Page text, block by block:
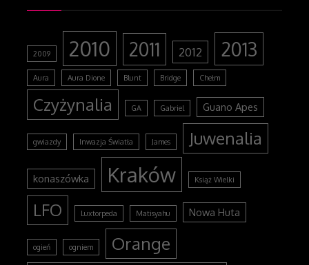
2009 2010 2011 2012 2013
Aura Aura Dione Blunt Bridge Chełm
Czyżynalia GA Gabriel Guano Apes
gwiazdy Inwazja Światła James Juwenalia
konaszówka Kraków Książ Wielki
LFO Luxtorpeda Matisyahu Nowa Huta
ogień ogniem
Orange